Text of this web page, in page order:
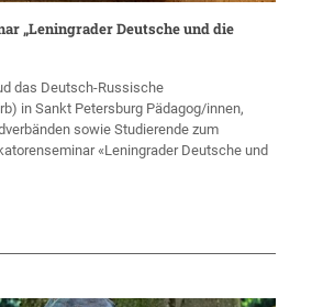
„Leningrader Deutsche und die
das Deutsch-Russische
in Sankt Petersburg Pädagog/innen,
sowie Studierende zum
«Leningrader Deutsche und